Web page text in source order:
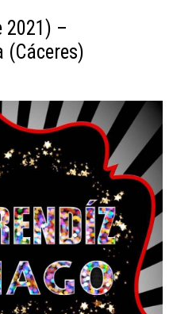
2021) –
(Cáceres)